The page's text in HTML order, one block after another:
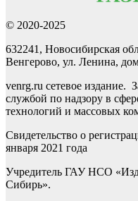
© 2020-2025
632241, Новосибирская
Венгерово, ул. Ленина,
venrg.ru сетевое издание.
службой по надзору в
технологий и массовых
Свидетельство о
января 2021 года
Учредитель ГАУ НСО
Сибирь».